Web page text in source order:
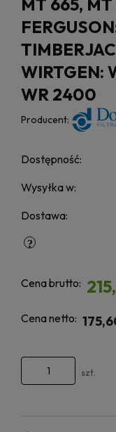
MT 665,
WIRTGEN:
WR 2400
Producent:
Dostępność:
Wysyłka w:
Dostawa:
Cena brutto:
Cena netto:
szt.